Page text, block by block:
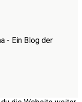
- Ein Blog der